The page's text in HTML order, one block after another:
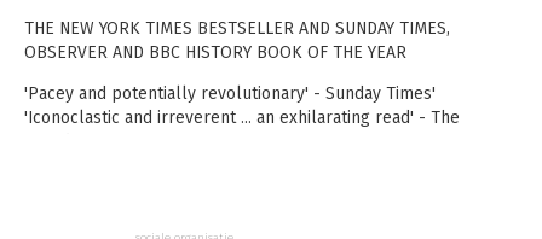
THE NEW YORK TIMES BESTSELLER AND SUNDAY TIMES,
OBSERVER AND BBC HISTORY BOOK OF THE YEAR
'Pacey and potentially revolutionary' - Sunday Times'
'Iconoclastic and irreverent ... an exhilarating read' - The
For generations, our remote ancestors have been cast as